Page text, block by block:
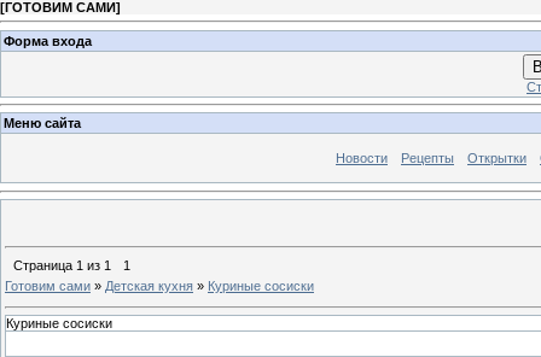
[ГОТОВИМ САМИ]
Форма входа
Меню сайта
Новости Рецепты Открытки
Страница 1 из 1
1
Готовим сами » Детская кухня » Куриные сосиски
Куриные сосиски